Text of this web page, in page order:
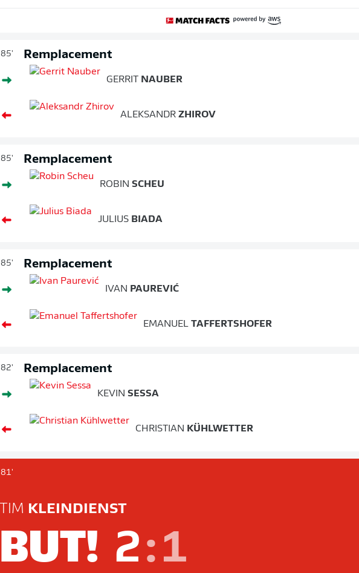
85' Remplacement
GERRIT NAUBER
ALEKSANDR ZHIROV
85' Remplacement
ROBIN SCHEU
JULIUS BIADA
85' Remplacement
IVAN PAUREVIĆ
EMANUEL TAFFERTSHOFER
82' Remplacement
KEVIN SESSA
CHRISTIAN KÜHLWETTER
81'
TIM KLEINDIENST
BUT! 2:1